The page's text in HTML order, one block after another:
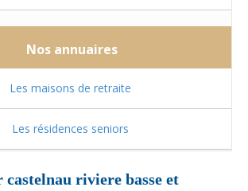
Nos annuaires
Les maisons de retraite
Les résidences seniors
riviere basse et